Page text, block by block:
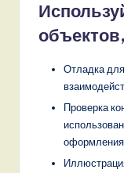
Отладка
Проверка
оформления